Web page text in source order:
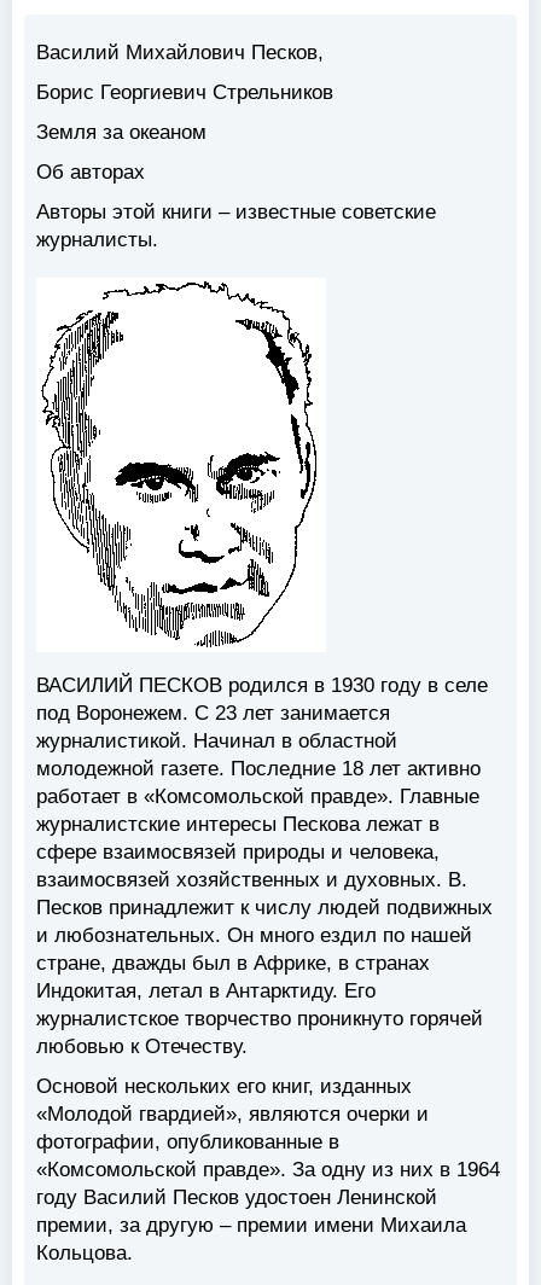
Василий Михайлович Песков,
Борис Георгиевич Стрельников
Земля за океаном
Об авторах
Авторы этой книги – известные советские
журналисты.
ВАСИЛИЙ ПЕСКОВ родился в 1930 году в селе
под Воронежем. С 23 лет занимается
журналистикой. Начинал в областной
молодежной газете. Последние 18 лет активно
работает в «Комсомольской правде». Главные
журналистские интересы Пескова лежат в
сфере взаимосвязей природы и человека,
взаимосвязей хозяйственных и духовных. В.
Песков принадлежит к числу людей подвижных
и любознательных. Он много ездил по нашей
стране, дважды был в Африке, в странах
Индокитая, летал в Антарктиду. Его
журналистское творчество проникнуто горячей
любовью к Отечеству.
Основой нескольких его книг, изданных
«Молодой гвардией», являются очерки и
фотографии, опубликованные в
«Комсомольской правде». За одну из них в 1964
году Василий Песков удостоен Ленинской
премии, за другую – премии имени Михаила
Кольцова.